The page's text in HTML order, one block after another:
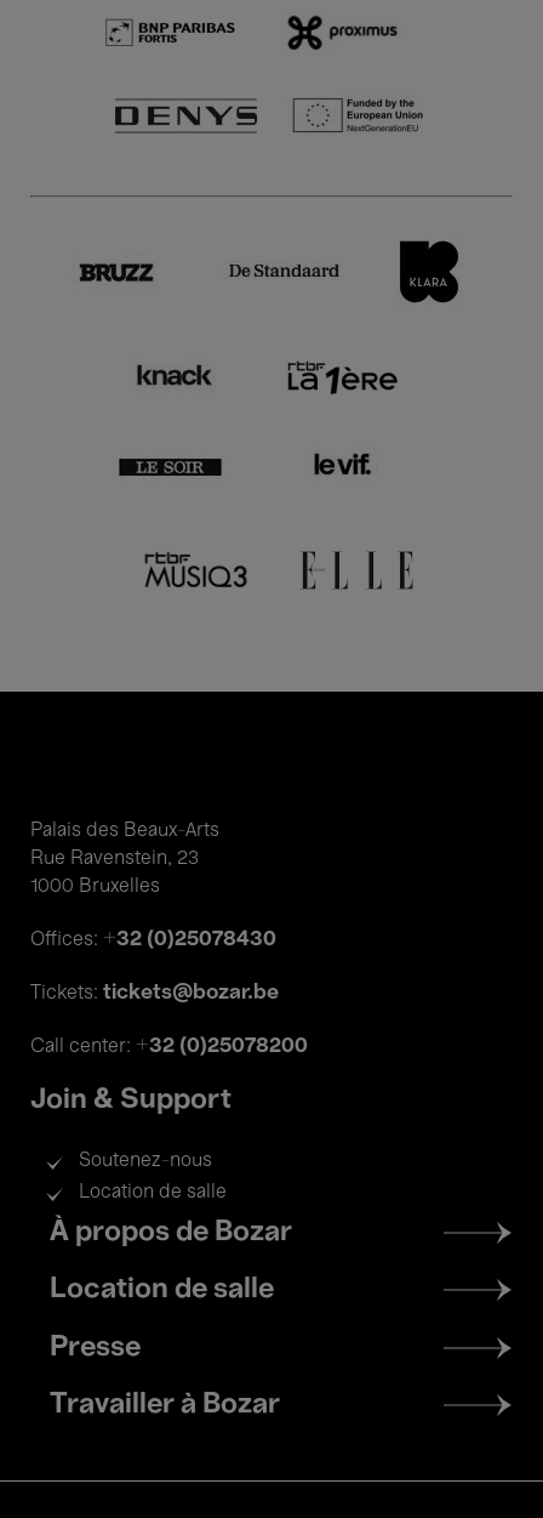
Palais des Beaux-Arts
Rue Ravenstein, 23
1000 Bruxelles
Offices: +32 (0)25078430
Tickets: tickets@bozar.be
Call center: +32 (0)25078200
Join & Support
Soutenez-nous
Location de salle
Footer
menu
À propos de Bozar
Location de salle
Presse
Travailler à Bozar